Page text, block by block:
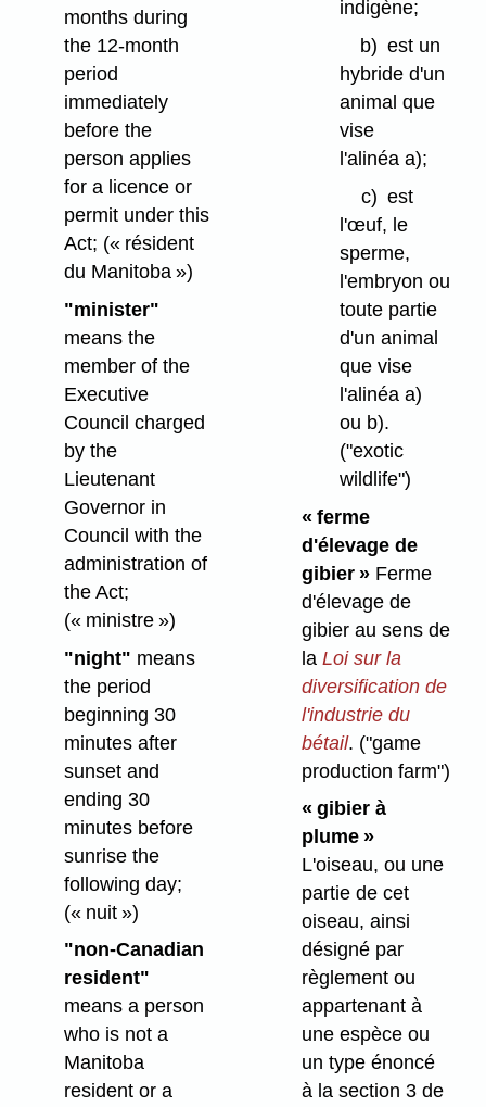
months during
the 12-month
period
immediately
before the
person applies
for a licence or
permit under this
Act; (« résident
du Manitoba »)
"minister"
means the
member of the
Executive
Council charged
by the
Lieutenant
Governor in
Council with the
administration of
the Act;
(« ministre »)
"night" means
the period
beginning 30
minutes after
sunset and
ending 30
minutes before
sunrise the
following day;
(« nuit »)
"non-Canadian
resident"
means a person
who is not a
Manitoba
resident or a
indigène;
b) est un
hybride d'un
animal que
vise
l'alinéa a);
c) est
l'œuf, le
sperme,
l'embryon ou
toute partie
d'un animal
que vise
l'alinéa a)
ou b).
("exotic
wildlife")
« ferme
d'élevage de
gibier »Ferme
d'élevage de
gibier au sens de
la Loi sur la
diversification de
l'industrie du
bétail. ("game
production farm")
« gibier à
plume »
L'oiseau, ou une
partie de cet
oiseau, ainsi
désigné par
règlement ou
appartenant à
une espèce ou
un type énoncé
à la section 3 de